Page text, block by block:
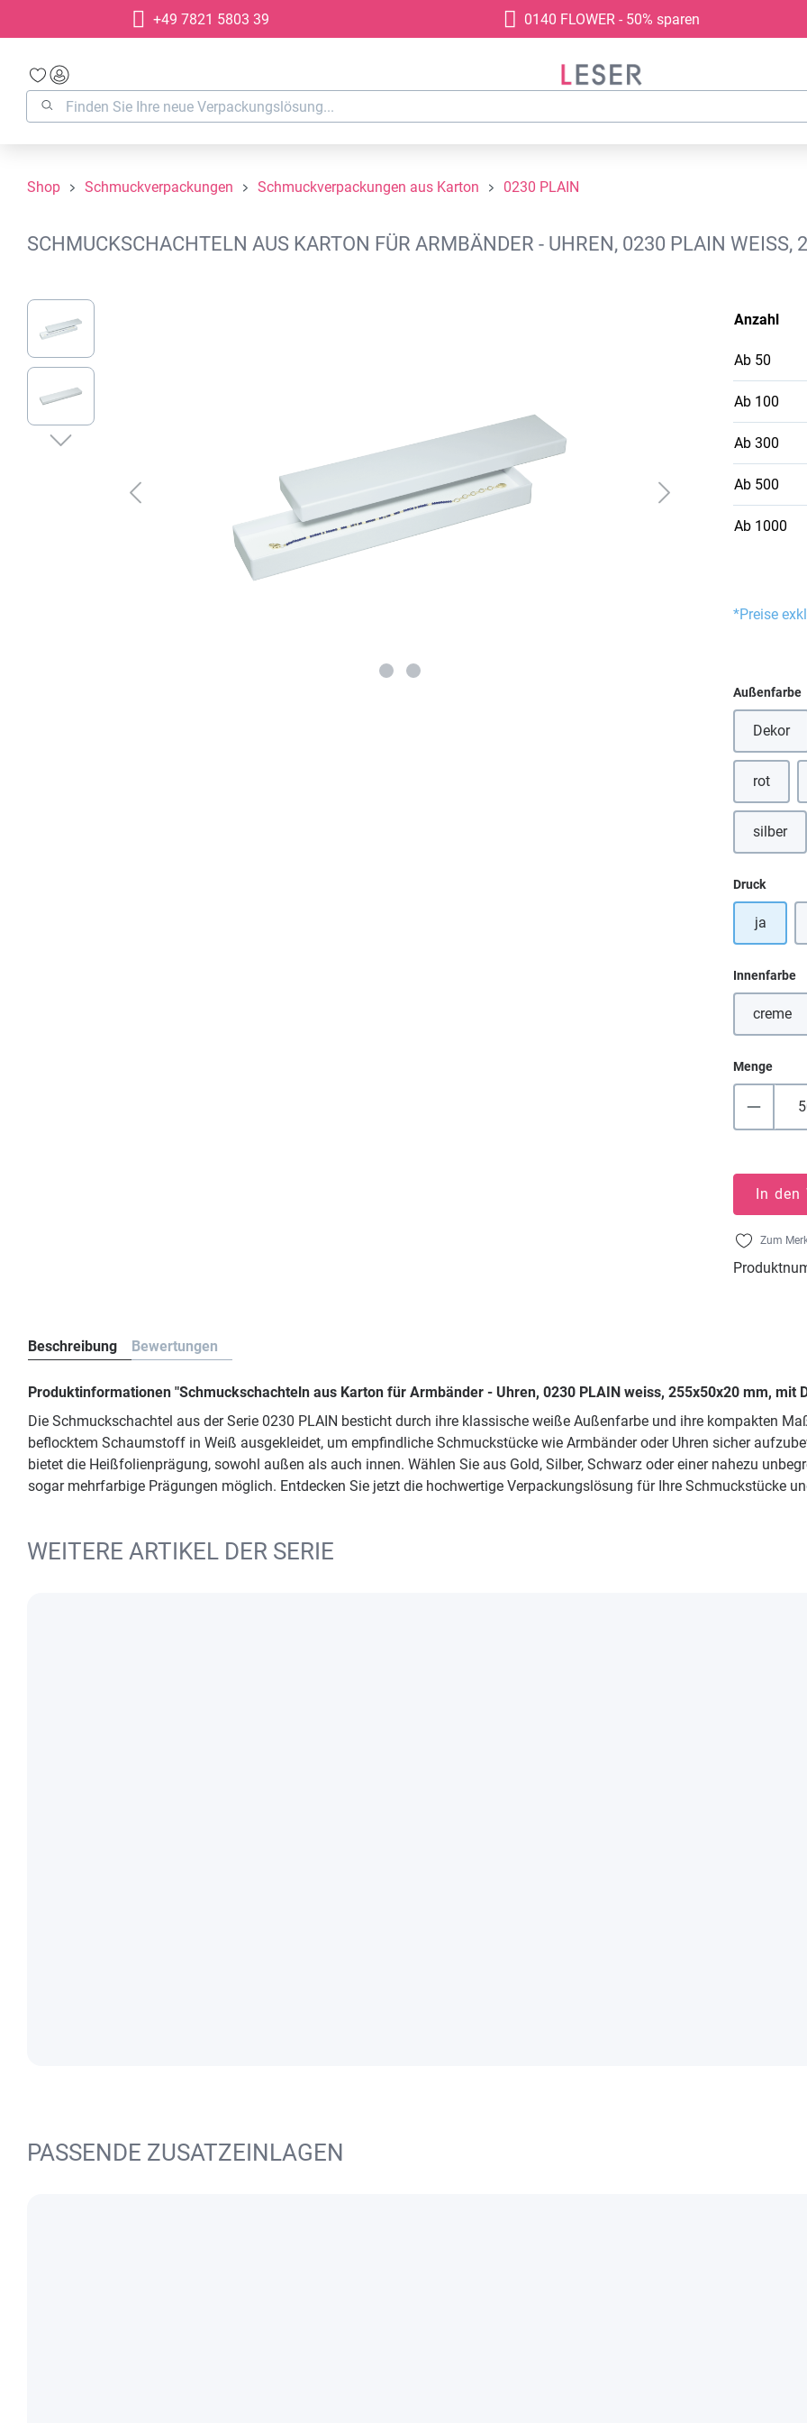
Zur Hauptnavigation springen
+49 7821 5803 39 0140 FLOWER - 50% sparen
Shop Schmuckverpackungen Schmuckverpackungen aus Karton 0230 PLAIN
SCHMUCKSCHACHTELN AUS KARTON FÜR ARMBÄNDER - UHREN, 0230 PLAIN WEISS,
Bildergalerie überspringen
Anzahl
Ab 50
Ab 100
Ab 300
Ab 500
Ab 1000
*Preise
Außenfarbe
Dekor
rot(Diese
silber(Diese
Druck
ja
Innenfarbe
creme
Menge
In den
Zum
Beschreibung Bewertungen
Produktinformationen "Schmuckschachteln aus Karton für Armbänder - Uhren, 0230 PLAIN weiss, 255x50x20 mm, mit
Die Schmuckschachtel aus der Serie 0230 PLAIN besticht durch ihre klassische weiße Außenfarbe und ihre kompakten
beflocktem Schaumstoff in Weiß ausgekleidet, um empfindliche Schmuckstücke wie Armbänder oder Uhren sicher
bietet die Heißfolienprägung, sowohl außen als auch innen. Wählen Sie aus Gold, Silber, Schwarz oder einer nahezu
sogar mehrfarbige Prägungen möglich. Entdecken Sie jetzt die hochwertige Verpackungslösung für Ihre Schmuckstücke
WEITERE ARTIKEL DER SERIE
PASSENDE ZUSATZEINLAGEN